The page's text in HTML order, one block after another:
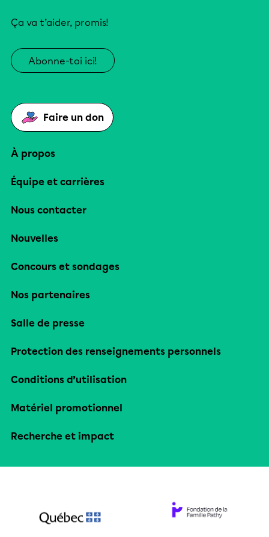
Ça va t’aider, promis!
Abonne-toi ici!
Faire un don
À propos
Équipe et carrières
Nous contacter
Nouvelles
Concours et sondages
Nos partenaires
Salle de presse
Protection des renseignements personnels
Conditions d’utilisation
Matériel promotionnel
Recherche et impact